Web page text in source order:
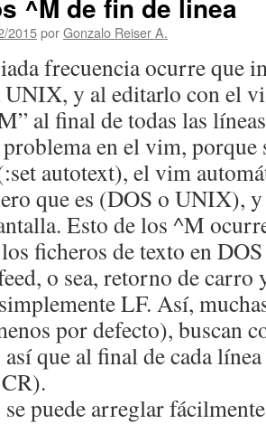
^M de fin de linea
2015porGonzalo Reiser A.
frecuencia ocurre que
y al editarlo con el
al final de todas las
en el vim, porque
autotext), el vim
que es (DOS o UNIX),
Esto de los ^M
ficheros de texto en
o sea, retorno de carro
LF. Así,
por defecto), buscan
que al final de cada
puede arreglar